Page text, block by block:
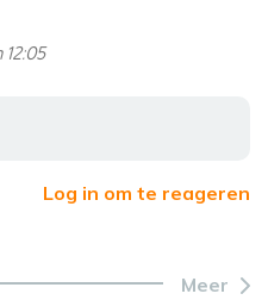
12:05
Log in om te reageren
Meer